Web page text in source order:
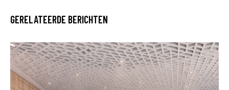
GERELATEERDE BERICHTEN